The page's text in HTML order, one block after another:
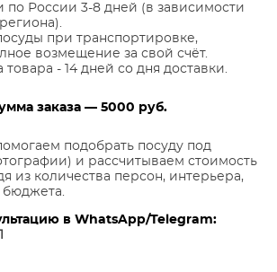
по России 3-8 дней (в зависимости
при транспортировке,
возмещение за свой счёт.
товара - 14 дней со дня доставки.
заказа — 5000 руб.
подобрать посуду под
и рассчитываем стоимость
из количества персон, интерьера,
бюджета.
в WhatsApp/Telegram: